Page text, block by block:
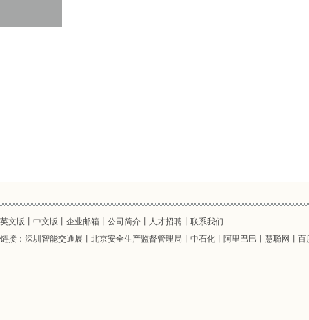
英文版 中文版 丨企业邮箱丨 公司简介 人才招聘
联系我们
链接： 深圳智能交通展 北京安全生产监督管理局 中石化 阿里巴巴 慧聪网 百